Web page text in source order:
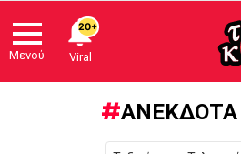
Μενού
ΑΝΕΚΔΟΤΑ
20+
Viral